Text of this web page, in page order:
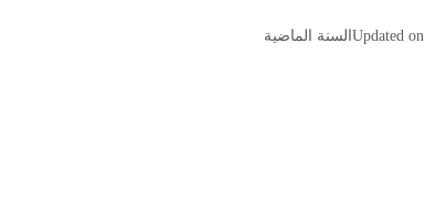
Updated onالسنة الماضية